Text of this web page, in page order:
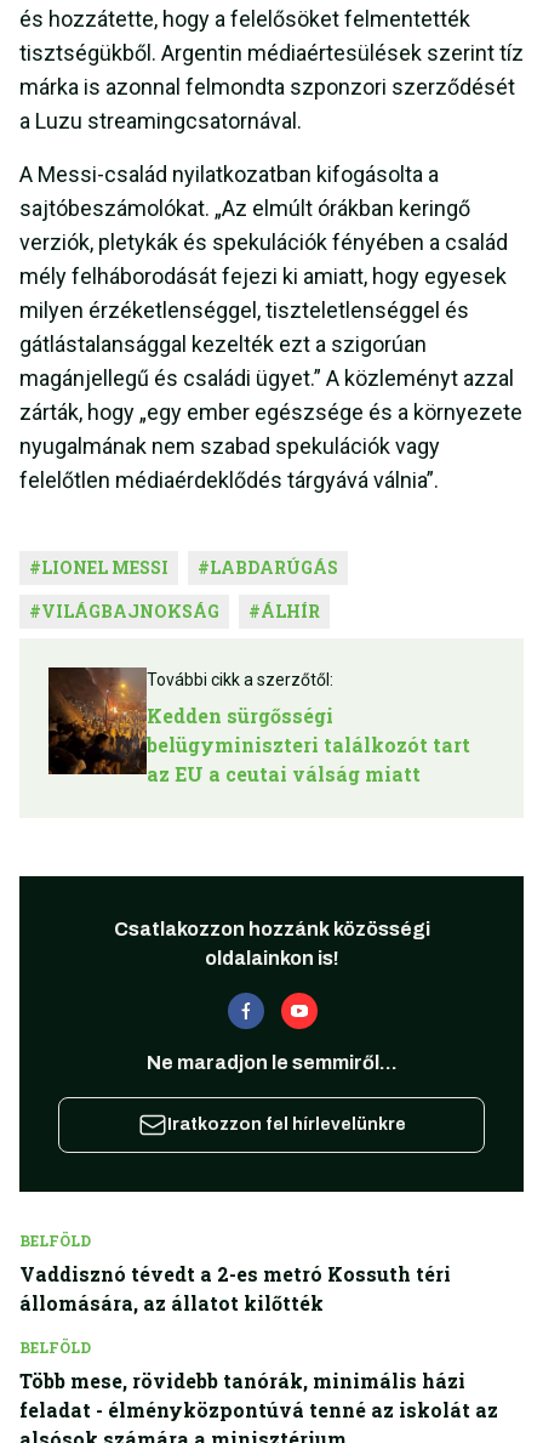
és hozzátette, hogy a felelősöket felmentették
tisztségükből. Argentin médiaértesülések szerint tíz
márka is azonnal felmondta szponzori szerződését
a Luzu streamingcsatornával.
A Messi-család nyilatkozatban kifogásolta a
sajtóbeszámolókat. „Az elmúlt órákban keringő
verziók, pletykák és spekulációk fényében a család
mély felháborodását fejezi ki amiatt, hogy egyesek
milyen érzéketlenséggel, tiszteletlenséggel és
gátlástalansággal kezelték ezt a szigorúan
magánjellegű és családi ügyet.” A közleményt azzal
zárták, hogy „egy ember egészsége és a környezete
nyugalmának nem szabad spekulációk vagy
felelőtlen médiaérdeklődés tárgyává válnia”.
#LIONEL MESSI #LABDARÚGÁS
#VILÁGBAJNOKSÁG #ÁLHÍR
További cikk a szerzőtől:
Kedden sürgősségi
belügyminiszteri találkozót tart
az EU a ceutai válság miatt
Csatlakozzon hozzánk közösségi
oldalainkon is!
Ne maradjon le semmiről...
Iratkozzon fel hírlevelünkre
BELFÖLD
Vaddisznó tévedt a 2-es metró Kossuth téri
állomására, az állatot kilőtték
BELFÖLD
Több mese, rövidebb tanórák, minimális házi
feladat - élményközpontúvá tenné az iskolát az